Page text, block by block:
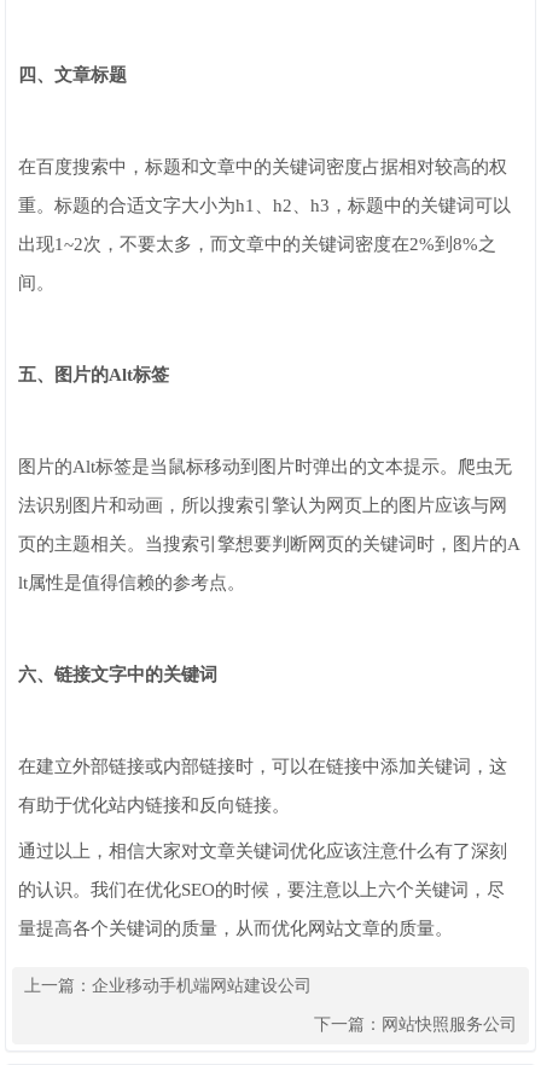
四、文章标题
在百度搜索中，标题和文章中的关键词密度占据相对较高的权
重。标题的合适文字大小为h1、h2、h3，标题中的关键词可以
出现1~2次，不要太多，而文章中的关键词密度在2%到8%之
间。
五、图片的Alt标签
图片的Alt标签是当鼠标移动到图片时弹出的文本提示。爬虫无
法识别图片和动画，所以搜索引擎认为网页上的图片应该与网
页的主题相关。当搜索引擎想要判断网页的关键词时，图片的A
lt属性是值得信赖的参考点。
六、链接文字中的关键词
在建立外部链接或内部链接时，可以在链接中添加关键词，这
有助于优化站内链接和反向链接。
通过以上，相信大家对文章关键词优化应该注意什么有了深刻
的认识。我们在优化SEO的时候，要注意以上六个关键词，尽
量提高各个关键词的质量，从而优化网站文章的质量。
上一篇：企业移动手机端网站建设公司
下一篇： 网站快照服务公司